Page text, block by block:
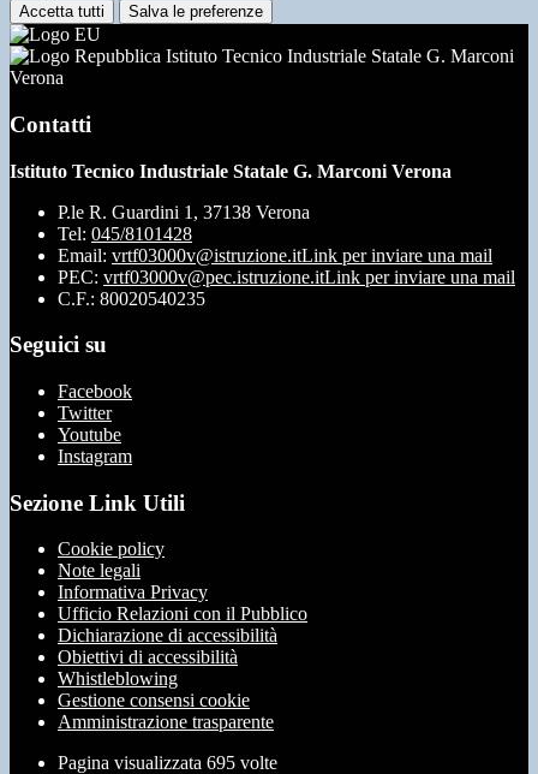
Accetta tutti Salva le preferenze
Istituto Tecnico Industriale Statale G. Marconi
Verona
Contatti
Istituto Tecnico Industriale Statale G. Marconi Verona
P.le R. Guardini 1, 37138 Verona
Tel: 045/8101428
Email: vrtf03000v@istruzione.itLink per inviare una mail
PEC: vrtf03000v@pec.istruzione.itLink per inviare una mail
C.F.: 80020540235
Seguici su
Facebook
Twitter
Youtube
Instagram
Sezione Link Utili
Cookie policy
Note legali
Informativa Privacy
Ufficio Relazioni con il Pubblico
Dichiarazione di accessibilità
Obiettivi di accessibilità
Whistleblowing
Gestione consensi cookie
Amministrazione trasparente
Pagina visualizzata 695 volte